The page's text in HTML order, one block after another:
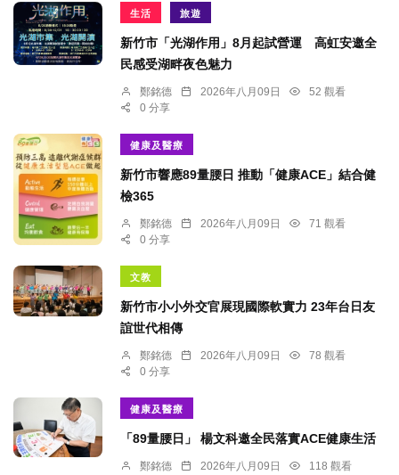
生活 旅遊
新竹市「光湖作用」8月起試營運 高虹安邀全
民感受湖畔夜色魅力
鄭銘德 2026年八月09日
52 觀看
0 分享
健康及醫療
新竹市響應89量腰日 推動「健康ACE」結合健
檢365
鄭銘德 2026年八月09日
71 觀看
0 分享
文教
新竹市小小外交官展現國際軟實力 23年台日友
誼世代相傳
鄭銘德 2026年八月09日
78 觀看
0 分享
健康及醫療
「89量腰日」 楊文科邀全民落實ACE健康生活
鄭銘德 2026年八月09日
118 觀看